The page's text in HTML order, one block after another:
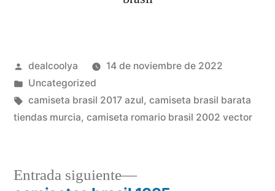
Publicado
por
dealcoolya
14 de noviembre de 2022
Publicado
en
Uncategorized
Etiquetas:
camiseta brasil 2017 azul, camiseta brasil barata
tiendas murcia, camiseta romario brasil 2002 vector
Entrada siguiente
Entrada